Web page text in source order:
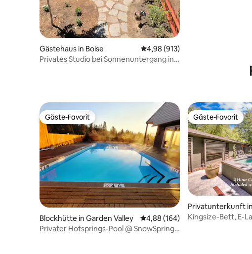
Gästehaus in Boise Durchschnittliche Bewertung:
4,98 (913)
Privates Studio bei Sonnenuntergang in
Gäste-Favorit
Gäste-Favorit
Blockhütte in Garden Valley Durchschnittliche Bewertung:
4,88 (164)
Privater Hotsprings-Pool @ SnowSprings
Gäste-Favorit
Gäste-Favorit
Privatunterkunft
Kingsize-Bett, E-